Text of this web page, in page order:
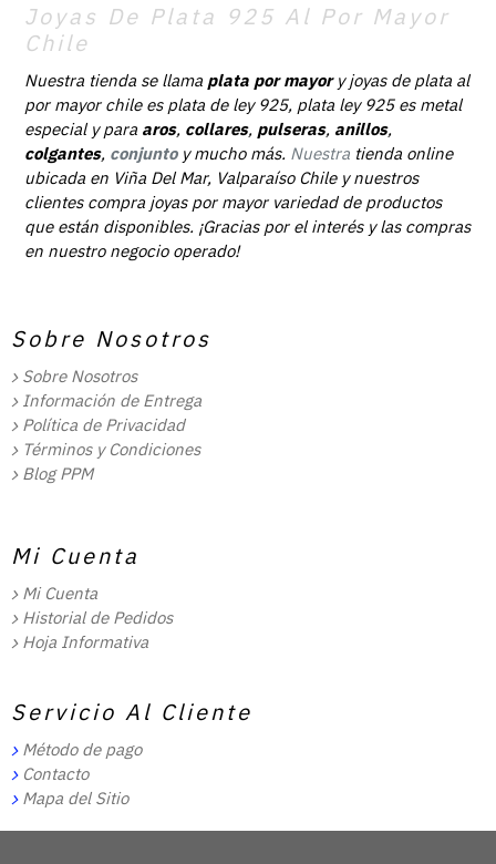
Joyas De Plata 925 Al Por Mayor
Chile
Nuestra tienda se llama plata por mayory joyas de plata al
por mayor chile es plata de ley 925, plata ley 925 es metal
especial y para aros, collares, pulseras, anillos,
colgantes, conjunto y mucho más. Nuestra tienda online
ubicada en Viña Del Mar, Valparaíso Chile y nuestros
clientes compra joyas por mayor variedad de productos
que están disponibles. ¡Gracias por el interés y las compras
en nuestro negocio operado!
Sobre Nosotros
Sobre Nosotros
Información de Entrega
Política de Privacidad
Términos y Condiciones
Blog PPM
Mi Cuenta
Mi Cuenta
Historial de Pedidos
Hoja Informativa
Servicio Al Cliente
Método de pago
Contacto
Mapa del Sitio